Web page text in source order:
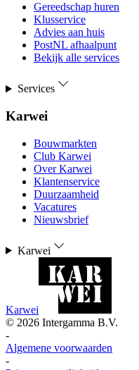
Gereedschap huren
Klusservice
Advies aan huis
PostNL afhaalpunt
Bekijk alle services
Services
Karwei
Bouwmarkten
Club Karwei
Over Karwei
Klantenservice
Duurzaamheid
Vacatures
Nieuwsbrief
Karwei
Karwei
© 2026 Intergamma B.V.
-
Algemene voorwaarden
-